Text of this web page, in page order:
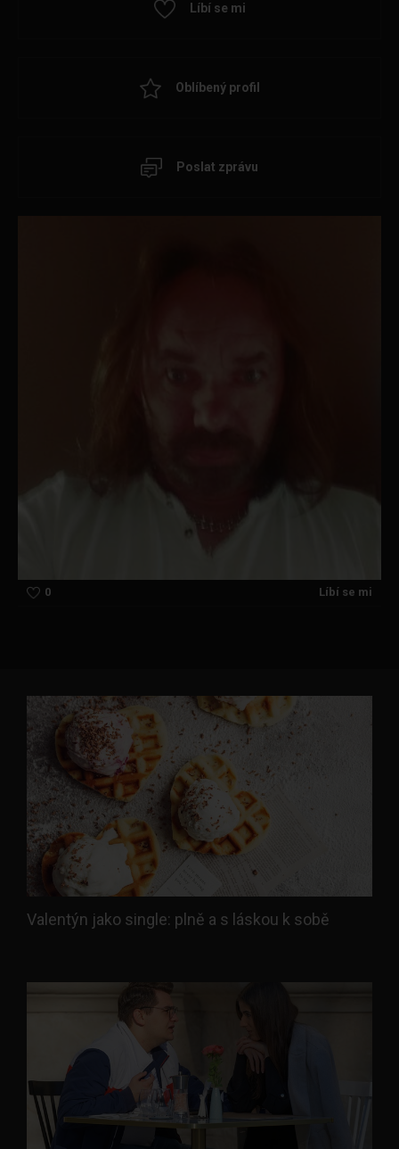
Líbí se mi
Oblíbený profil
Poslat zprávu
0 Líbí se mi
Valentýn jako single: plně a s láskou k sobě